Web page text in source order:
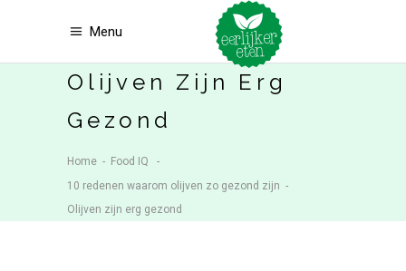
Menu
Olijven Zijn Erg
Gezond
Home - Food IQ
-
10 redenen waarom olijven zo gezond zijn -
Olijven zijn erg gezond